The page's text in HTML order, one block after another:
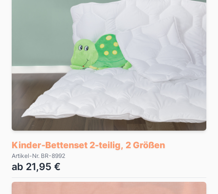
Kinder-Bettenset 2-teilig, 2 Größen
Artikel-Nr. BR-8992
ab 21,95 €